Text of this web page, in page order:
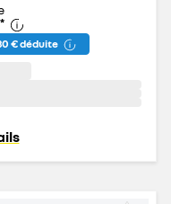
*
€ déduite